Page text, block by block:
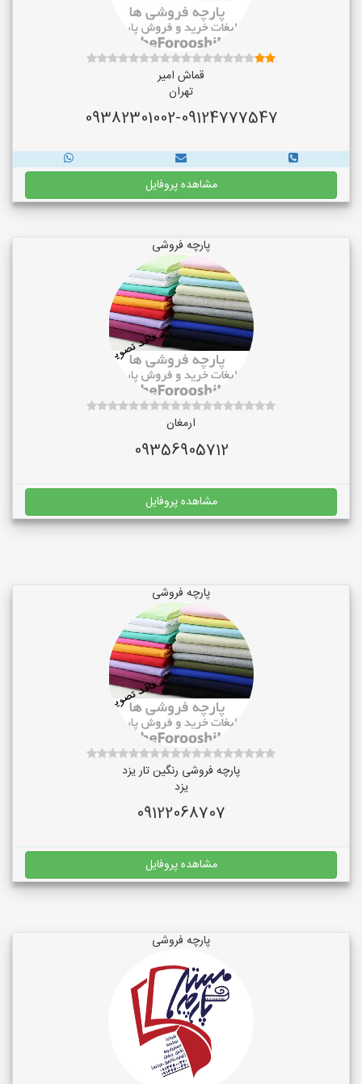
قماش امیر
تهران
09382301002-09124777547
مشاهده پروفایل
پارچه فروشی
ارمغان
09356905712
مشاهده پروفایل
پارچه فروشی
پارچه فروشی رنگین تار یزد
یزد
09122068707
مشاهده پروفایل
پارچه فروشی